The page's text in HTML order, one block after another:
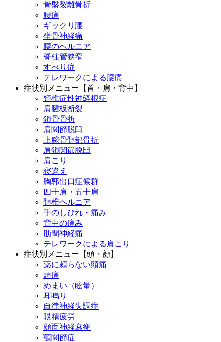
骨盤裂離骨折
腰痛
ギックリ腰
坐骨神経痛
腰のヘルニア
脊柱管狭窄
すべり症
テレワークによる腰痛
症状別メニュー【首・肩・背中】
頚椎症性神経根症
肩腱板断裂
鎖骨骨折
肩関節脱臼
上腕骨頚部骨折
肩鎖関節脱臼
肩こり
寝違え
胸郭出口症候群
四十肩・五十肩
頚椎ヘルニア
手のしびれ・痛み
背中の痛み
肋間神経痛
テレワークによる肩こり
症状別メニュー【頭・顔】
薬に頼らない頭痛
頭痛
めまい（眩暈）
耳鳴り
自律神経失調症
眼精疲労
顔面神経麻痺
顎関節症